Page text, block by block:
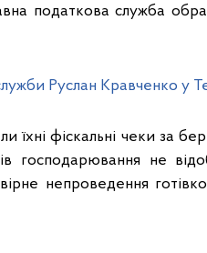
податкова служба
Руслан Кравченко у
їхні фіскальні чеки за
господарювання не
непроведення